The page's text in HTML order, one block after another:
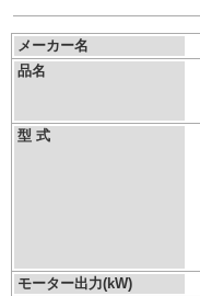
メーカー名
品名
型 式
モーター出力(kW)